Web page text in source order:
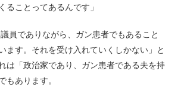
ることってあるんです」
員でありながら、ガン患者でもあること
ます。それを受け入れていくしかない」と
は「政治家であり、ガン患者である夫を持
もあります。